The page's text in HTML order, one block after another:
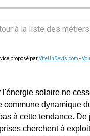
à la liste des métiers
proposé parViteUnDevis.com -
l'énergie solaire ne
commune dynamique
à cette tendance. De
cherchent à